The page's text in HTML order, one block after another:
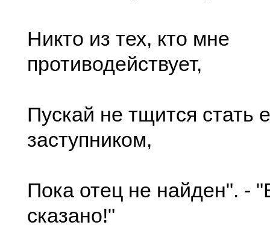
Никто из тех, кто мне
противодействует,
Пускай не тщится стать
заступником,
Пока отец не найден". -
сказано!"